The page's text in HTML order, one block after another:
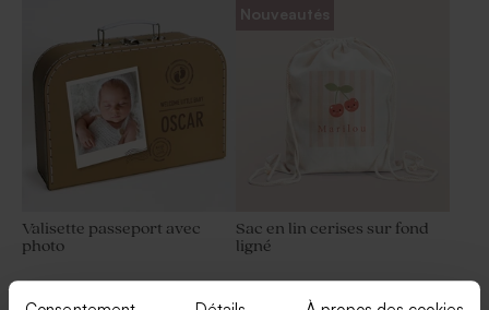
Valisette passeport avec
photo
Nouveautés
Sac en lin cerises sur fond
ligné